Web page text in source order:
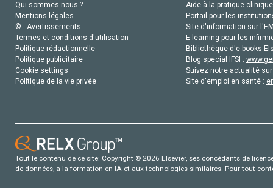
Qui sommes-nous ?
Mentions légales
© - Avertissements
Termes et conditions d'utilisation
Politique rédactionnelle
Politique publicitaire
Cookie settings
Politique de la vie privée
Aide à la pratique
Portail pour les
Site d'information sur
E-learning pour les
Bibliothèque d'e-books
Blog special IFSI :
Suivez notre actualité
Site d'emploi en santé :
Tout le contenu de ce site: Copyright © 2026 Elsevier, ses concédants de
de données, a la formation en IA et aux technologies similaires. Pour tout